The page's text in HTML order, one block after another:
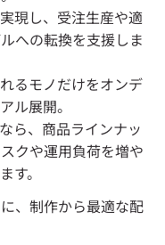
現し、受注生産や適
への転換を支援しま
るモノだけをオンデ
ル展開。
ら、商品ラインナッ
クや運用負荷を増や
す。
、制作から最適な配